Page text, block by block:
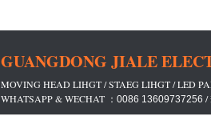
GUANGDONG JIALE
MOVING HEAD LIHGT / STAEG LIHGT / LED
WHATSAPP & WECHAT ： 0086 13609737256 /